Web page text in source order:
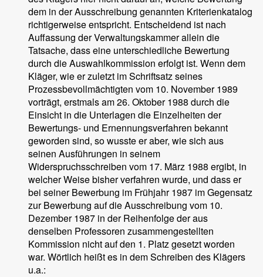
dem in der Ausschreibung genannten Kriterienkatalog
richtigerweise entspricht. Entscheidend ist nach
Auffassung der Verwaltungskammer allein die
Tatsache, dass eine unterschiedliche Bewertung
durch die Auswahlkommission erfolgt ist. Wenn dem
Kläger, wie er zuletzt im Schriftsatz seines
Prozessbevollmächtigten vom 10. November 1989
vorträgt, erstmals am 26. Oktober 1988 durch die
Einsicht in die Unterlagen die Einzelheiten der
Bewertungs- und Ernennungsverfahren bekannt
geworden sind, so wusste er aber, wie sich aus
seinen Ausführungen in seinem
Widerspruchsschreiben vom 17. März 1988 ergibt, in
welcher Weise bisher verfahren wurde, und dass er
bei seiner Bewerbung im Frühjahr 1987 im Gegensatz
zur Bewerbung auf die Ausschreibung vom 10.
Dezember 1987 in der Reihenfolge der aus
denselben Professoren zusammengestellten
Kommission nicht auf den 1. Platz gesetzt worden
war. Wörtlich heißt es in dem Schreiben des Klägers
u.a.: